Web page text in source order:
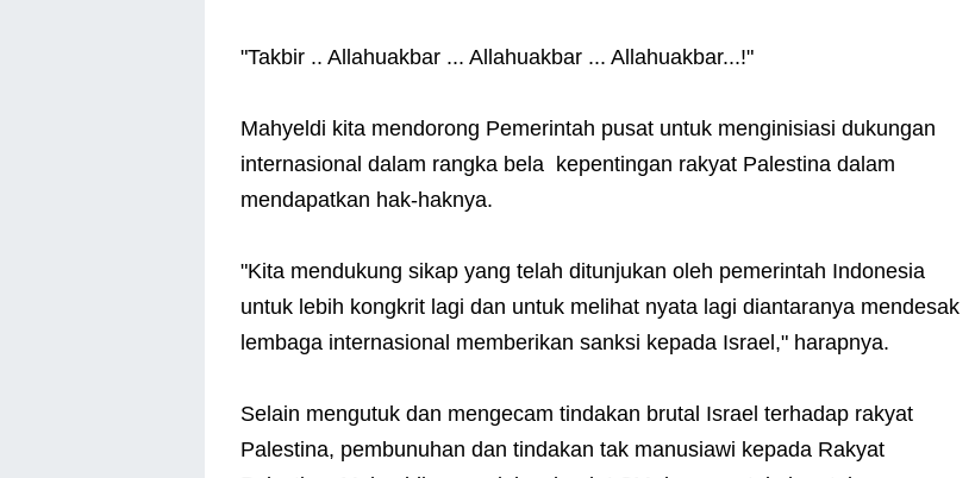
"Takbir .. Allahuakbar ... Allahuakbar ... Allahuakbar...!"
Mahyeldi kita mendorong Pemerintah pusat untuk menginisiasi dukungan
internasional dalam rangka bela kepentingan rakyat Palestina dalam
mendapatkan hak-haknya.
"Kita mendukung sikap yang telah ditunjukan oleh pemerintah Indonesia
untuk lebih kongkrit lagi dan untuk melihat nyata lagi diantaranya mendesak
lembaga internasional memberikan sanksi kepada Israel," harapnya.
Selain mengutuk dan mengecam tindakan brutal Israel terhadap rakyat
Palestina, pembunuhan dan tindakan tak manusiawi kepada Rakyat